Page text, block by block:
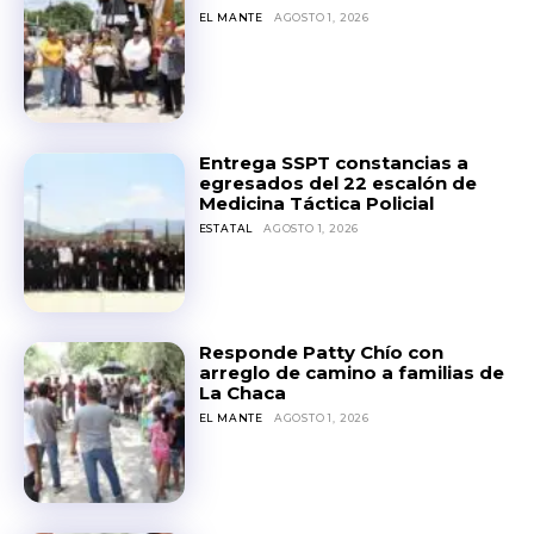
EL MANTE AGOSTO 1, 2026
Entrega SSPT constancias a
egresados del 22 escalón de
Medicina Táctica Policial
ESTATAL AGOSTO 1, 2026
Responde Patty Chío con
arreglo de camino a familias de
La Chaca
EL MANTE AGOSTO 1, 2026